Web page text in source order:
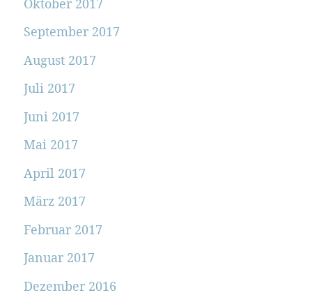
September 2017
August 2017
Juli 2017
Juni 2017
Mai 2017
April 2017
März 2017
Februar 2017
Januar 2017
Dezember 2016